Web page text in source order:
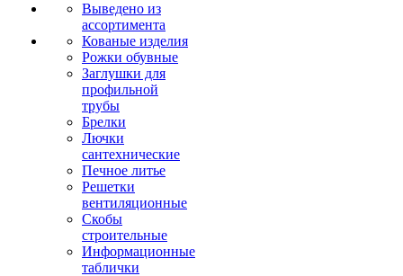
Выведено из
ассортимента
Кованые изделия
Рожки обувные
Заглушки для
профильной
трубы
Брелки
Лючки
сантехнические
Печное литье
Решетки
вентиляционные
Скобы
строительные
Информационные
таблички